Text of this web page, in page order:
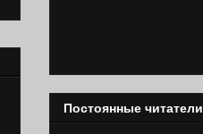
Постоянные читатели